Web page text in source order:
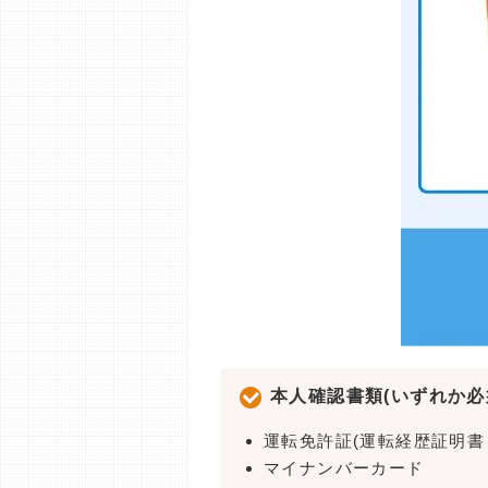
本人確認書類(いずれか
運転免許証(運転経歴証明書
マイナンバーカード